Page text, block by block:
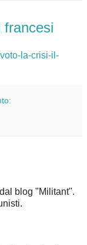
francesi
la-crisi-il-
blog "Militant".